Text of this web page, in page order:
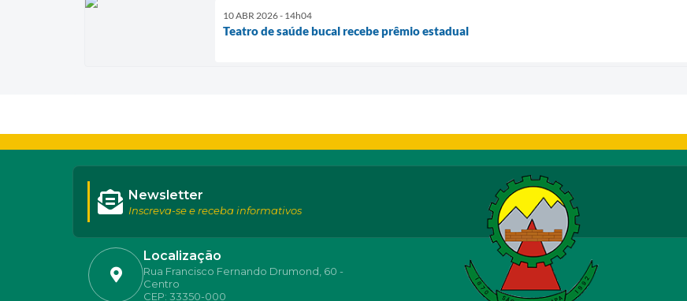
10 ABR 2026 - 14h04
Teatro de saúde bucal recebe prêmio estadual
Localização
Rua Francisco Fernando Drumond, 60 -
Centro
CEP: 33350-000
Newsletter
Inscreva-se e receba informativos